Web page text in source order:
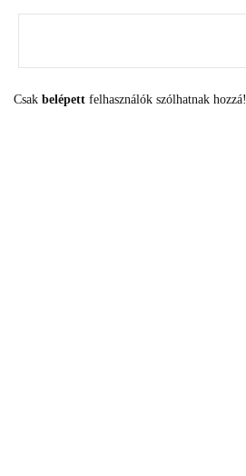
Csak belépett felhasználók szólhatnak hozzá!